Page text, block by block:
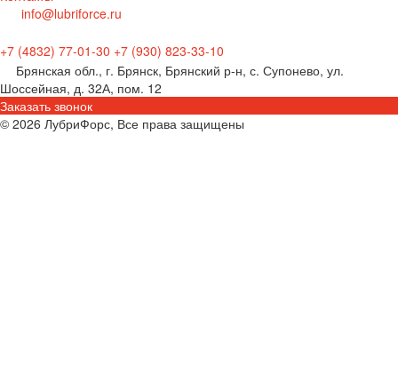
info@lubriforce.ru
+7 (4832) 77-01-30 +7 (930) 823-33-10
Брянская обл., г. Брянск, Брянский р-н, с. Супонево, ул.
Шоссейная, д. 32А, пом. 12
Заказать звонок
© 2026 ЛубриФорс, Все права защищены